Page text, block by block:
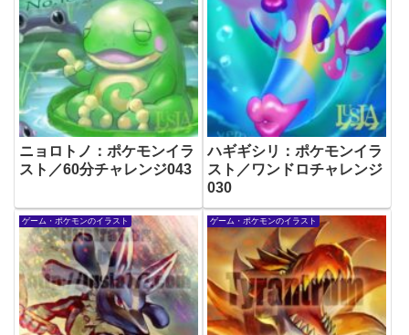
ニョロトノ：ポケモンイラ
スト／60分チャレンジ043
ハギギシリ：ポケモンイラ
スト／ワンドロチャレンジ
030
ゲーム・ポケモンのイラスト ゲーム・ポケモンのイラスト